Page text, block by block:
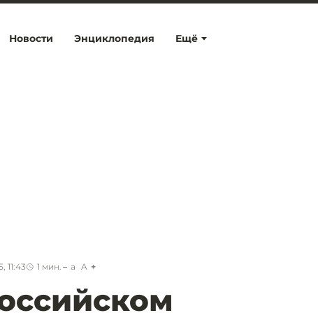
Ещё
Новости Энциклопедия
11:43 1 мин. a A